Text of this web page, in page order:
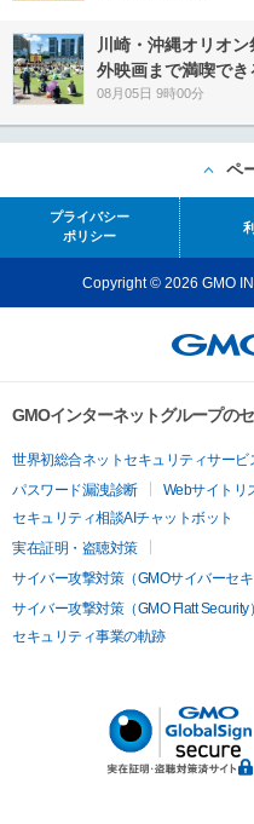
川崎・沖縄オリオ
外映画まで満喫でき
08月05日 9時00分
ペ
プライバシー
ポリシー
Copyright © 2026 GMO
GMOインターネットグループの
世界初総合ネットセキュリティサービ
パスワード漏洩診断
Webサイトリ
セキュリティ相談AIチャットボット
実在証明・盗聴対策
サイバー攻撃対策（GMOサイバーセキ
サイバー攻撃対策（GMO Flatt Security）
セキュリティ事業の軌跡